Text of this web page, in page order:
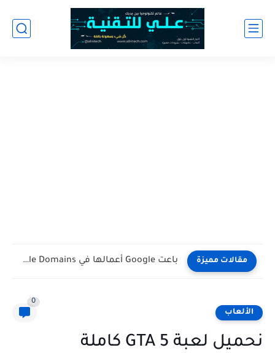
مقالات مميزة تحميل ES File Explorer مهكر آخر اصدار للاندرويد
الألعاب
0
نحميل لعبة GTA 5 كاملة